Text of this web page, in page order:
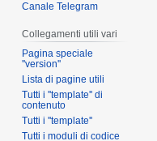
Canale Telegram
Collegamenti utili vari
Pagina speciale
''version''
Lista di pagine utili
Tutti i ''template'' di
contenuto
Tutti i ''template''
Tutti i moduli di codice